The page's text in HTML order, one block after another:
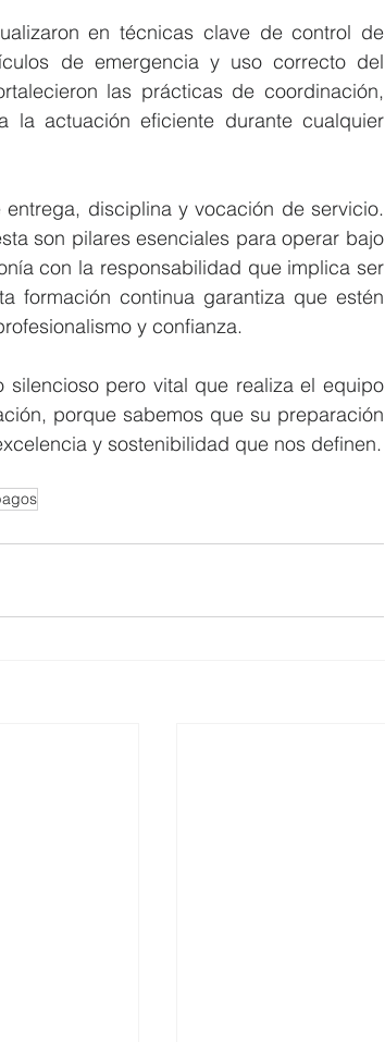
en técnicas clave de control de
de emergencia y uso correcto del
las prácticas de coordinación,
la actuación eficiente durante cualquier
disciplina y vocación de servicio.
son pilares esenciales para operar bajo
con la responsabilidad que implica ser
formación continua garantiza que estén
y confianza.
silencioso pero vital que realiza el equipo
porque sabemos que su preparación
y sostenibilidad que nos definen.